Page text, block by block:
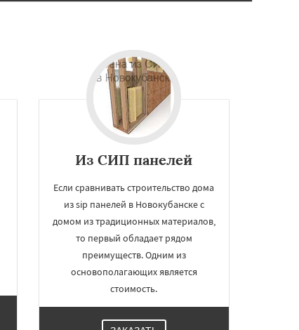
Из СИП панелей
Если сравнивать строительство дома
из sip панелей в Новокубанске с
домом из традиционных материалов,
то первый обладает рядом
преимуществ. Одним из
основополагающих является
стоимость.